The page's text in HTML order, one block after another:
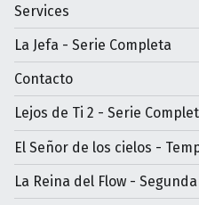
Services
La Jefa - Serie Completa
Contacto
Lejos de Ti 2 - Serie
El Señor de los cielos -
La Reina del Flow -